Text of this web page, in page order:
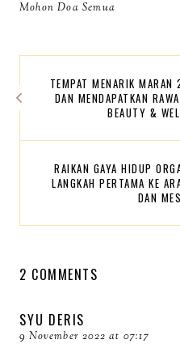
Mohon Doa Semua
TEMPAT MENARIK
DAN MENDAPATKAN
BEAUTY &
RAIKAN GAYA HIDUP
LANGKAH PERTAMA KE
DAN
2 COMMENTS
SYU DERIS
9 November 2022 at 07:17